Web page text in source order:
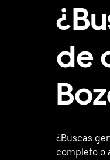
de
¿Buscas
completo o